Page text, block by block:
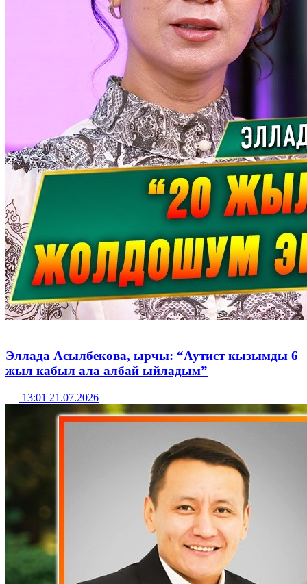
Эллада Асылбекова, ырчы: “Аутист кызымды 6
жыл кабыл ала албай ыйладым”
13:01 21.07.2026